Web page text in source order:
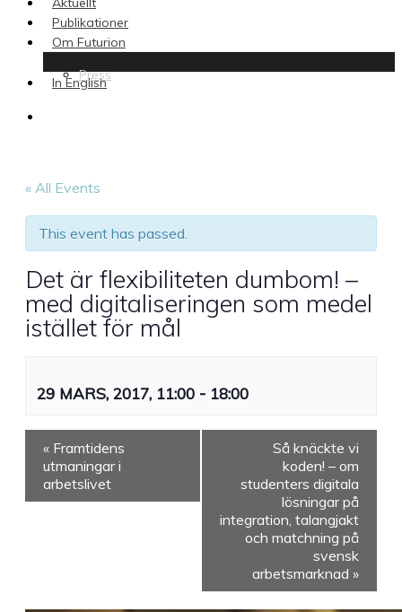
Publikationer
Om Futurion
Press
In English
« All Events
This event has passed.
Det är flexibiliteten dumbom! –
med digitaliseringen som medel
istället för mål
29 MARS, 2017, 11:00 - 18:00
« Framtidens
utmaningar i
arbetslivet
Så knäckte vi
koden! – om
studenters digitala
lösningar på
integration, talangjakt
och matchning på
svensk
arbetsmarknad »